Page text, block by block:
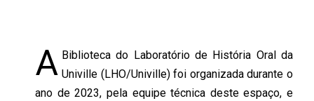
A Biblioteca do Laboratório de História Oral da
Univille (LHO/Univille) foi organizada durante o
ano de 2023, pela equipe técnica deste espaço, e